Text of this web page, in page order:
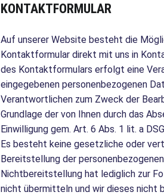
KONTAKTFORMULAR
Auf unserer Website besteht die
Kontaktformular direkt mit uns in
des Kontaktformulars erfolgt eine
eingegebenen personenbezogenen
Verantwortlichen zum Zweck der
Grundlage der von Ihnen durch das
Einwilligung gem. Art. 6 Abs. 1 lit. a
Es besteht keine gesetzliche oder
Bereitstellung der
Nichtbereitstellung hat lediglich zur
nicht übermitteln und wir dieses nicht